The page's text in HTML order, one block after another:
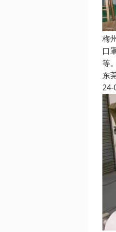
梅
口
等
东
24-